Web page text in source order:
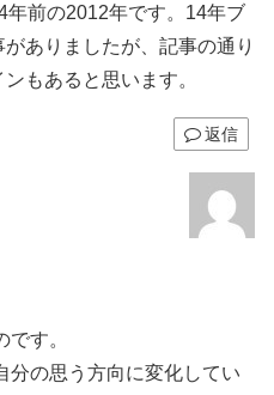
年前の2012年です。14年ブ
ありましたが、記事の通り
もあると思います。
返信
す。
分の思う方向に変化してい